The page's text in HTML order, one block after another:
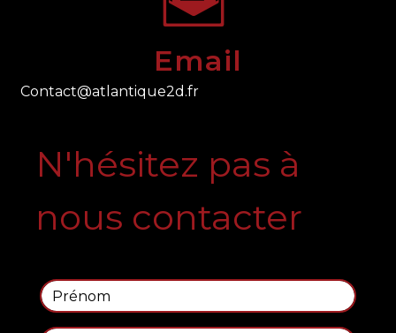
Email
contact@atlantique2d.fr
N'hésitez pas à
nous contacter